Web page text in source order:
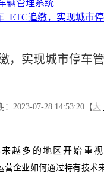
辆管理系统
+ETC追缴，实现城市
，实现城市停车
：2023-07-28 14:53:20【大
越多的地区开始重视
企业如何通过特有技